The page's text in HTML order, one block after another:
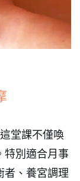
堂課不僅喚
特別適合月事
者、養宮調理